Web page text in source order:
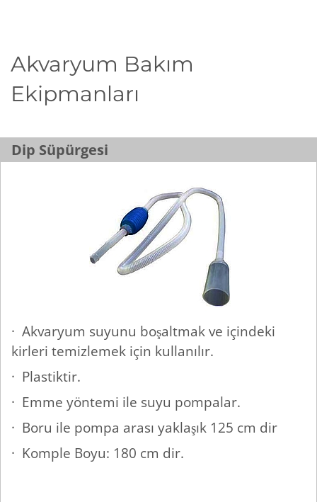
Akvaryum Bakım
Ekipmanları
Dip Süpürgesi
· Akvaryum suyunu boşaltmak ve içindeki
kirleri temizlemek için kullanılır.
· Plastiktir.
· Emme yöntemi ile suyu pompalar.
· Boru ile pompa arası yaklaşık 125 cm dir
· Komple Boyu: 180 cm dir.